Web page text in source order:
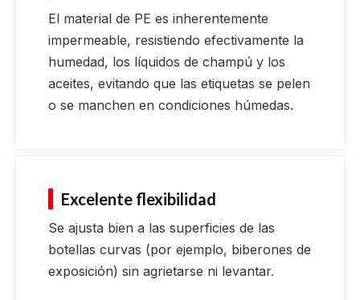
El material de PE es inherentemente
impermeable, resistiendo efectivamente la
humedad, los líquidos de champú y los
aceites, evitando que las etiquetas se pelen
o se manchen en condiciones húmedas.
Excelente flexibilidad
Se ajusta bien a las superficies de las
botellas curvas (por ejemplo, biberones de
exposición) sin agrietarse ni levantar.